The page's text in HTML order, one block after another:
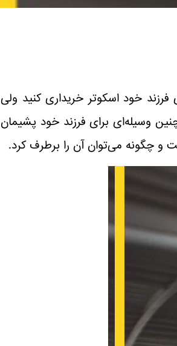
خود اسکوتر خریداری کنید ولی
وسیله‌ای برای فرزند خود پشیمان
و چگونه می‌توان آن را برطرف کرد.